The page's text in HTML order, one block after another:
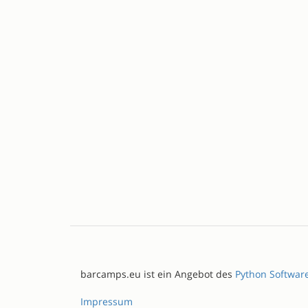
barcamps.eu ist ein Angebot des Python
Impressum